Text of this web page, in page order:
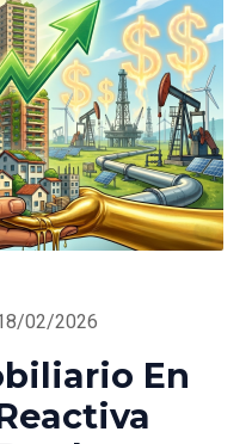
02/2026
En